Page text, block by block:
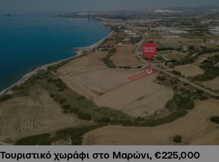
Τουριστικό χωράφι στο Μαρώνι, €225,000